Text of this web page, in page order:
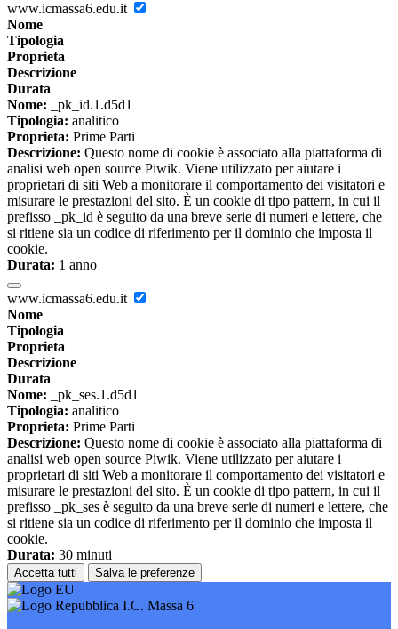
www.icmassa6.edu.it
Nome
Tipologia
Proprieta
Descrizione
Durata
Nome: _pk_id.1.d5d1
Tipologia: analitico
Proprieta: Prime Parti
Descrizione: Questo nome di cookie è associato alla piattaforma di
analisi web open source Piwik. Viene utilizzato per aiutare i
proprietari di siti Web a monitorare il comportamento dei visitatori e
misurare le prestazioni del sito. È un cookie di tipo pattern, in cui il
prefisso _pk_id è seguito da una breve serie di numeri e lettere, che
si ritiene sia un codice di riferimento per il dominio che imposta il
cookie.
Durata: 1 anno
www.icmassa6.edu.it
Nome
Tipologia
Proprieta
Descrizione
Durata
Nome: _pk_ses.1.d5d1
Tipologia: analitico
Proprieta: Prime Parti
Descrizione: Questo nome di cookie è associato alla piattaforma di
analisi web open source Piwik. Viene utilizzato per aiutare i
proprietari di siti Web a monitorare il comportamento dei visitatori e
misurare le prestazioni del sito. È un cookie di tipo pattern, in cui il
prefisso _pk_ses è seguito da una breve serie di numeri e lettere, che
si ritiene sia un codice di riferimento per il dominio che imposta il
cookie.
Durata: 30 minuti
Accetta tutti Salva le preferenze
I.C. Massa 6